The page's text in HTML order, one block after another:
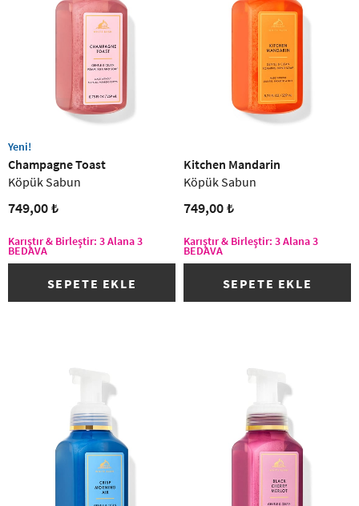
Yeni!
Champagne Toast
Köpük Sabun
749,00 ₺
Karıştır & Birleştir: 3 Alana 3
BEDAVA
SEPETE EKLE
Kitchen Mandarin
Köpük Sabun
749,00 ₺
Karıştır & Birleştir: 3 Alana 3
BEDAVA
SEPETE EKLE